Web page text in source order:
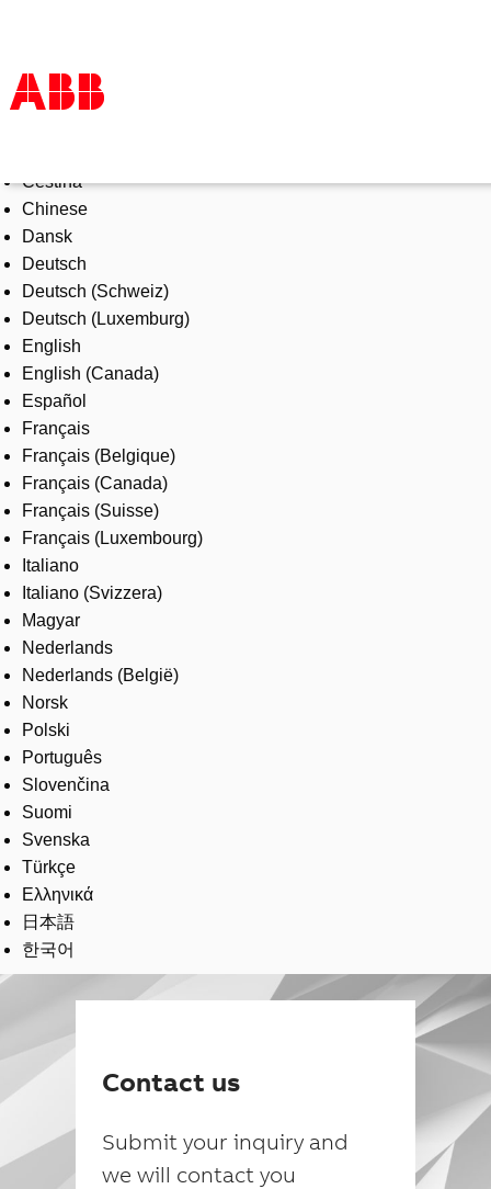
Products & Solutions
Industries
Services
About us
Where to buy
Contact us
Careers
Čeština
Chinese
Dansk
Deutsch
Deutsch (Schweiz)
Deutsch (Luxemburg)
English
English (Canada)
Español
Français
Français (Belgique)
Français (Canada)
Français (Suisse)
Français (Luxembourg)
Italiano
Italiano (Svizzera)
Magyar
Nederlands
Nederlands (België)
Norsk
Polski
Português
Slovenčina
Suomi
Svenska
Türkçe
Ελληνικά
日本語
한국어
Contact us
Submit your inquiry and
we will contact you